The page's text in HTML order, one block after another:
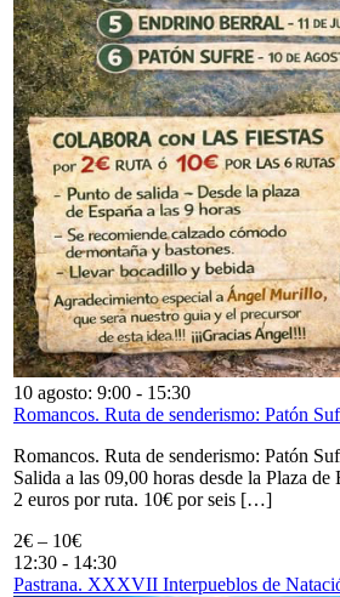
10 agosto: 9:00 - 15:30
Romancos. Ruta de senderismo: Patón
Romancos. Ruta de senderismo: Patón
Salida a las 09,00 horas desde la Plaza de
2 euros por ruta. 10€ por seis […]
2€ – 10€
12:30 - 14:30
Pastrana. XXXVII Interpueblos de